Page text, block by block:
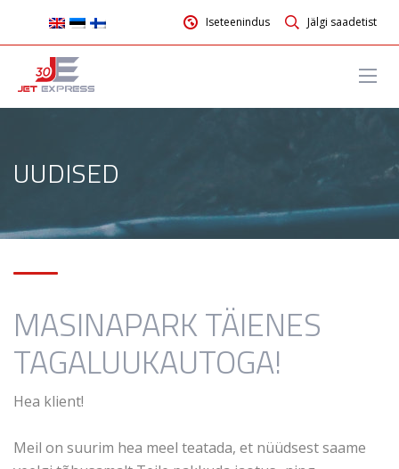
Iseteenindus Jälgi saadetist
UUDISED
MASINAPARK TÄIENES
TAGALUUKAUTOGA!
Hea klient!
Meil on suurim hea meel teatada, et nüüdsest saame